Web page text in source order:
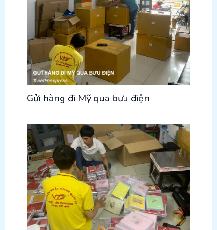
Gửi hàng đi Mỹ qua bưu điện